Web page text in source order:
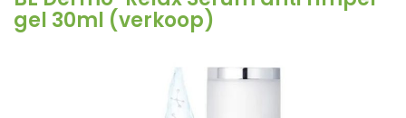
gel 30ml (verkoop)